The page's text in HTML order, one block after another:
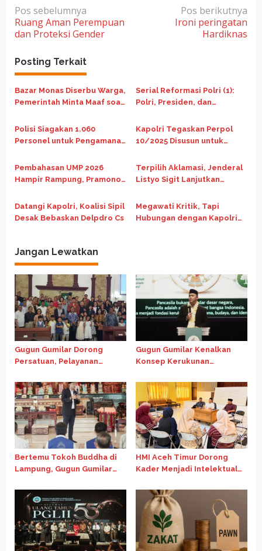
N
a
v
i
g
a
s
i
p
s
Pos sebelumnya
Ruang Aman Perempuan
dan Proteksi Gender
Pos berikutnya
Ironi peringatan
Hardiknas
Posting Terkait
Bazar Monas Diserbu Warga,
Pemerintah Minta Maaf soal
Serial Reformasi Polri (1):
Polri, Presiden, dan
yang Sudah Selesai Sebelum
Dimulai
Polisi Siagakan 1.060
Personel untuk Pengamanan
Ini
Kapolri Tegaskan Perpol
10/2025 Disusun untuk
Pembahasan UMP 2026
Hampir Rampung, Pramono
Adil
Terpilih Aklamasi, Jenderal
Listyo Sigit Lanjutkan
hingga 2029
Datangi Kapolri, Koalisi Sipil
Desak Bebaskan Delpdro Cs
Megawati Kritik, Tapi
Hubungan dengan Kapolri
Jangan Lewatkan
Gugun Gumilar Dorong
Persatuan, Pelayanan
USU Tetap Berjalan
Gugun Gumilar Kenalkan
Konsep Kerukunan
Internasional Gereja Advent
Bertemu Tokoh Buddha di
Lampung, Gugun Gumilar
Persatuan Bangsa
HMI Aceh Timur Dorong
Kader Menjadi Intelektual
Ekonomi Islam